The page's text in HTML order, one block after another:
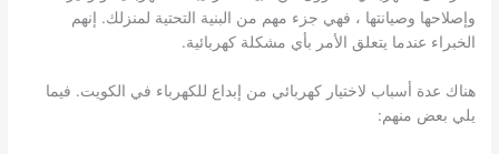
وإصلاحها وصيانتها ، فهي جزء مهم من البنية التحتية لمنزلك. إنهم
الخبراء عندما يتعلق الأمر بأي مشكلة كهربائية.
هناك عدة أسباب لاختيار كهربائي من إبداع للكهرباء في الكويت. فيما
يلي بعض منهم: